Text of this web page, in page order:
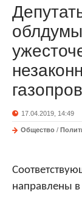
17.04.2019, 14:49
Общество /
направлены